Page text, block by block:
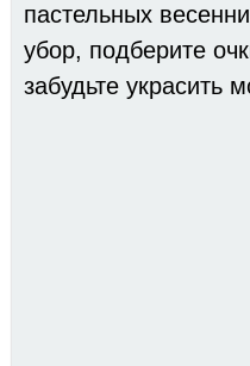
пастельных
убор, подберите
забудьте украсить